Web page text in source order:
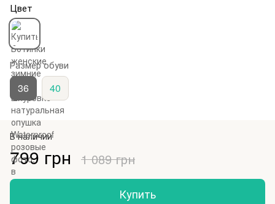
Цвет
Размер обуви
36 40
В наличии
799 грн 1 089 грн
Купить